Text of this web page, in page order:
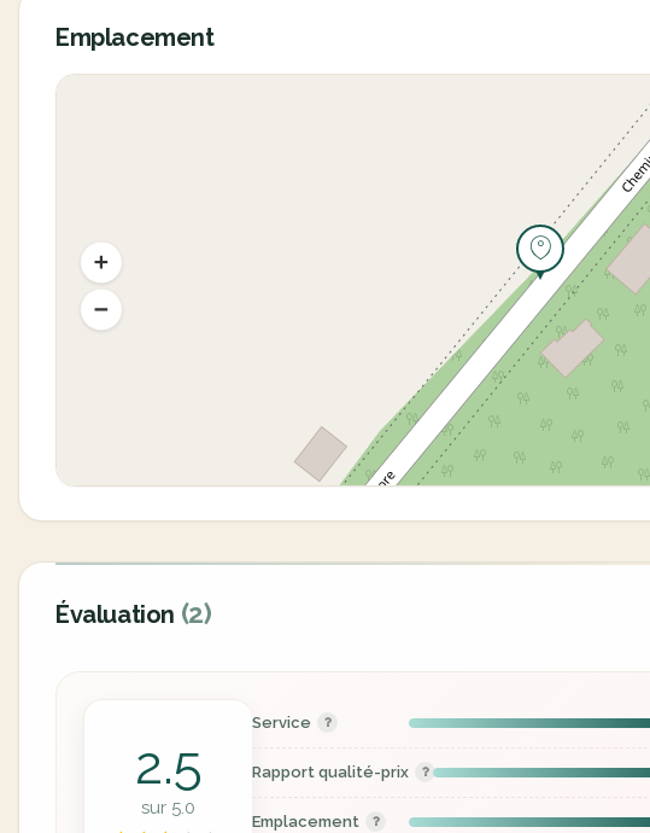
Emplacement
Évaluation (2)
2.5
sur 5.0
Service
Rapport qualité-prix
Emplacement